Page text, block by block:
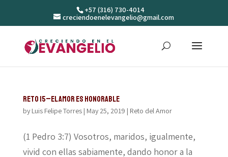
+57 (316) 730-4014
creciendoenelevangelio@gmail.com
Reto 15–El amor es honorable
by Luis Felipe Torres| May 25, 2019 | Reto del Amor
(1 Pedro 3:7) Vosotros, maridos, igualmente,
vivid con ellas sabiamente, dando honor a la